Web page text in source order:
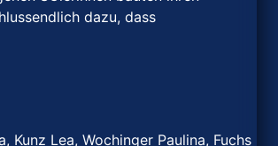
dazu, dass
Kunz Lea, Wochinger Paulina, Fuchs